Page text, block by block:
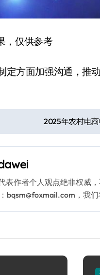
，仅供参考
定方面加强沟通，推
2025年农村电
作者个人观点绝非权威
，我们